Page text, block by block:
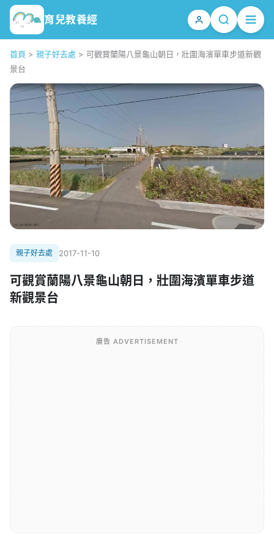
育兒教養經
首頁 > 親子好去處 > 可觀賞蘭陽八景龜山朝日，壯圍海濱單車步道新觀
景台
親子好去處 2017-11-10
可觀賞蘭陽八景龜山朝日，壯圍海濱單車步道
新觀景台
廣告 ADVERTISEMENT